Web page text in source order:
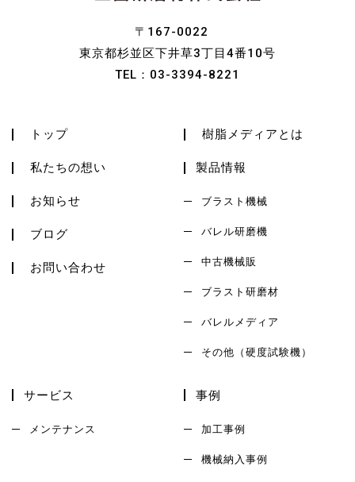
〒167-0022
東京都杉並区下井草3丁目4番10号
TEL： 03-3394-8221
トップ
私たちの想い
お知らせ
ブログ
お問い合わせ
樹脂メディアとは
製品情報
ブラスト機械
バレル研磨機
中古機械販
ブラスト研磨材
バレルメディア
その他（硬度試験機）
サービス
メンテナンス
事例
加工事例
機械納入事例